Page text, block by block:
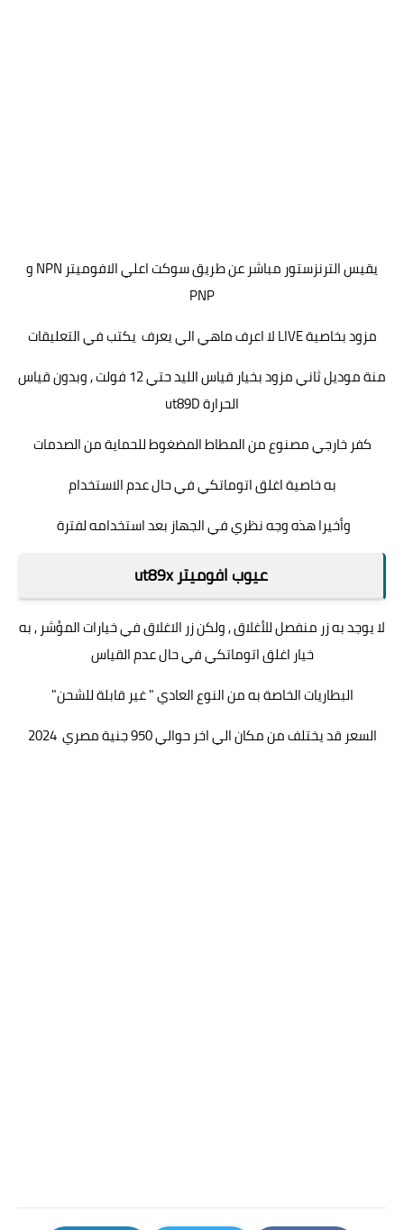
يقيس الترنزستور مباشر عن طريق سوكت اعلي الافوميتر NPN و
PNP
مزود بخاصية LIVE لا اعرف ماهي الي يعرف يكتب في التعليقات
منة موديل ثاني مزود بخيار قياس الليد حتي 12 فولت , وبدون قياس
الحرارة ut89D
كفر خارجي مصنوع من المطاط المضغوط للحماية من الصدمات
به خاصية اغلق اتوماتكي في حال عدم الاستخدام
وأخيرا هذه وجه نظري في الجهاز بعد استخدامه لفترة
عيوب افوميتر ut89x
لا يوجد به زر منفصل للأغلاق , ولكن زر الاغلاق في خيارات المؤشر , به
خيار اغلق اتوماتكي في حال عدم القياس
البطاريات الخاصة به من النوع العادي " غير قابلة للشحن"
السعر قد يختلف من مكان الي اخر حوالي 950 جنية مصري 2024